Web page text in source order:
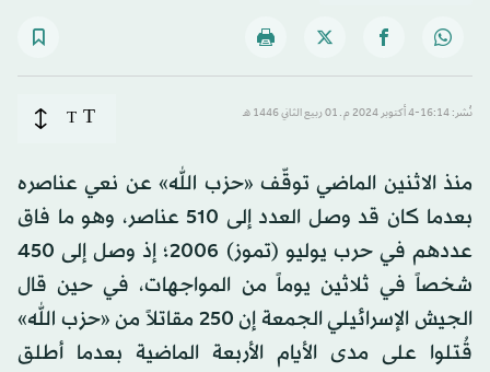
نُشر: 16:14-4 أكتوبر 2024 م ـ 01 ربيع الثاني 1446 هـ T
T
منذ الاثنين الماضي توقّف «حزب الله» عن نعي عناصره
بعدما كان قد وصل العدد إلى 510 عناصر، وهو ما فاق
عددهم في حرب يوليو (تموز) 2006؛ إذ وصل إلى 450
شخصاً في ثلاثين يوماً من المواجهات، في حين قال
الجيش الإسرائيلي الجمعة إن 250 مقاتلاً من «حزب الله»
قُتلوا على مدى الأيام الأربعة الماضية بعدما أطلق